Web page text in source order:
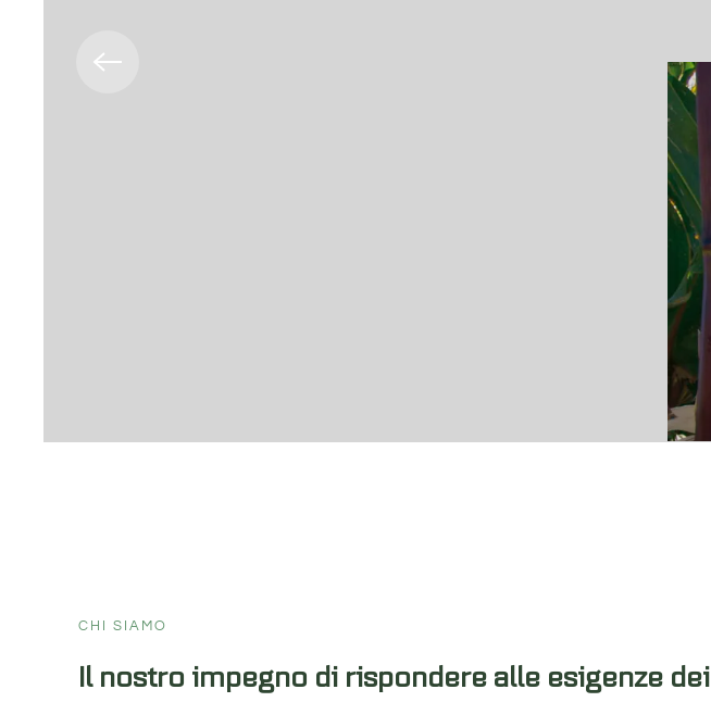
CHI SIAMO
Il nostro impegno di rispondere alle esigenze dei